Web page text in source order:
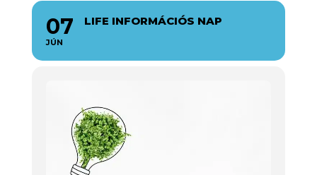
07
JÚN
LIFE INFORMÁCIÓS NAP